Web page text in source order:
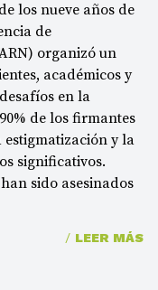
los nueve años de
de
organizó un
académicos y
en la
de los firmantes
y la
significativos.
sido asesinados
/ LEER MÁS